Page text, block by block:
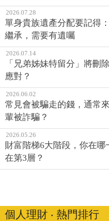
2026.07.28
單身貴族遺產分配要記得
繼承，需要有遺囑
2026.07.14
「兄弟姊妹特留分」將刪
應對？
2026.06.02
常見會被騙走的錢，通常
輩被詐騙？
2026.05.26
財富階梯6大階段，你在
在第3層？
個人理財 ‧ 熱門排行